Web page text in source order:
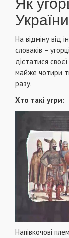
Як
України
На відміну від
словаків –
дістатися
майже чотири
разу.
Хто такі угри:
Напівкочові